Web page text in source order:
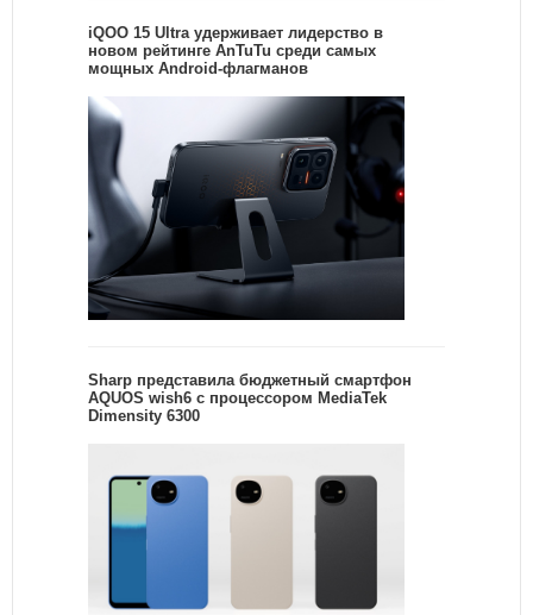
iQOO 15 Ultra удерживает лидерство в
новом рейтинге AnTuTu среди самых
мощных Android-флагманов
Sharp представила бюджетный смартфон
AQUOS wish6 с процессором MediaTek
Dimensity 6300